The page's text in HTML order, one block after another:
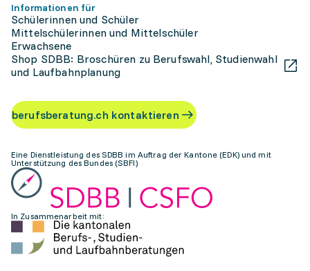
Informationen für
Schülerinnen und Schüler
Mittelschülerinnen und Mittelschüler
Erwachsene
Shop SDBB: Broschüren zu Berufswahl, Studienwahl
und Laufbahnplanung
berufsberatung.ch kontaktieren
Eine Dienstleistung des SDBB im Auftrag der Kantone (EDK) und mit
Unterstützung des Bundes (SBFI)
In Zusammenarbeit mit: